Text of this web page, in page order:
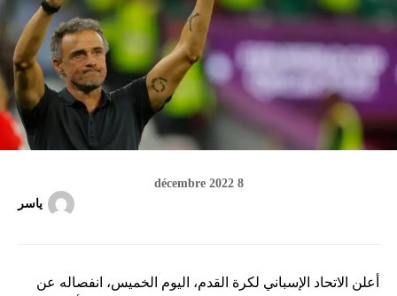
8 décembre 2022
ياسر
أعلن الاتحاد الإسباني لكرة القدم، اليوم الخميس، انفصاله عن